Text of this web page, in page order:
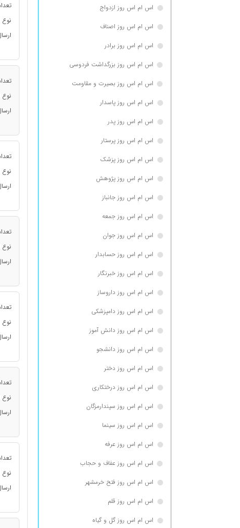
اس ام اس روز ازدواج
اس ام اس روز اصناف
اس ام اس روز برادر
اس ام اس روز بزرگداشت فردوسی
اس ام اس روز بصیرت و مقاومت
اس ام اس روز پاسدار
اس ام اس روز پدر
اس ام اس روز پرستار
اس ام اس روز پزشک
اس ام اس روز پژوهش
اس ام اس روز جانباز
اس ام اس روز جمعه
اس ام اس روز جوان
اس ام اس روز حسابدار
اس ام اس روز خبرنگار
اس ام اس روز داروساز
اس ام اس روز دامپزشکی
اس ام اس روز دانش آموز
اس ام اس روز دانشجو
اس ام اس روز دختر
اس ام اس روز درختکاری
اس ام اس روز سپندارمزگان
اس ام اس روز سینما
اس ام اس روز عرفه
اس ام اس روز عفاف و حجاب
اس ام اس روز فتح خرمشهر
اس ام اس روز قلم
اس ام اس روز گل و گیاه